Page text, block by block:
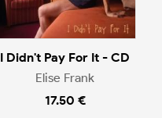
I Didn't Pay For It - CD
Elise Frank
17.50 €